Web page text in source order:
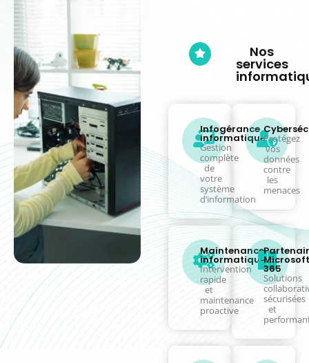
Nos
services
Infogérance
informatique
Gestion
complète
de
votre
système
d’information
Protégez
vos
données
contre
les
menaces
Maintenance
informatique
Intervention
rapide
et
maintenance
proactive
Microsoft
365
Solutions
sécurisées
et